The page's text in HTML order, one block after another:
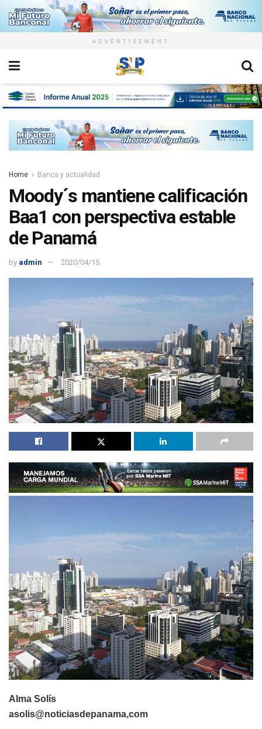
ADVERTISEMENT
Home Banca y actualidad
Moody´s mantiene calificación
Baa1 con perspectiva estable
de Panamá
by admin 2020/04/15
Alma Solís
asolis@noticiasdepanama,com